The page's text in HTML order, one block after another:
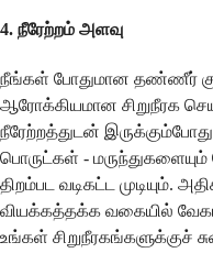
4. நீரேற்றம் அளவு
நீங்கள் போதுமான தண்ணீர்
ஆரோக்கியமான சிறுநீரக
நீரேற்றத்துடன்
பொருட்கள் - மருந்துகளையும்
திறம்பட வடிகட்ட முடியும்.
வியக்கத்தக்க வகையில்
உங்கள் சிறுநீரகங்களுக்குச்